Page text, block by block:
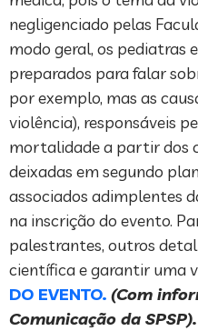
negligenciado pelas
modo geral, os pediatras
preparados para falar
por exemplo, mas as
violência), responsáveis
mortalidade a partir dos
deixadas em segundo
associados adimplentes
na inscrição do evento.
palestrantes, outros
científica e garantir uma
DO EVENTO. (Com
Comunicação da SPSP).